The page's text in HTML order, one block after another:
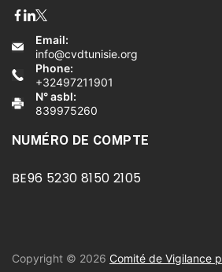
Email:
info@cvdtunisie.org
Phone:
+32497211901
N° asbl:
839975260
NUMÉRO DE COMPTE
BE96 5230 8150 2105
Copyright © 2026 Comité de Vigilance